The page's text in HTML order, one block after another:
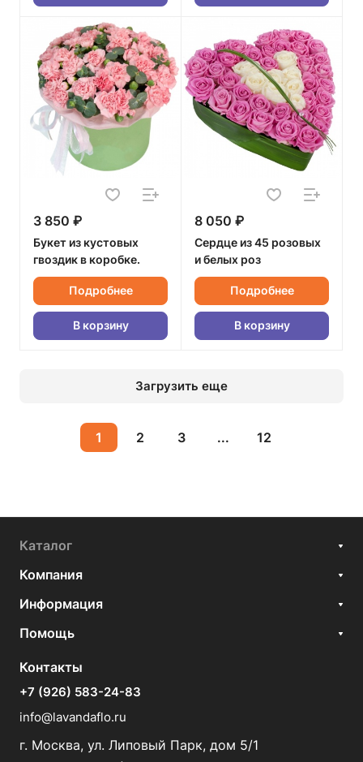
3 850 ₽
Букет из кустовых
гвоздик в коробке.
Подробнее
В корзину
8 050 ₽
Сердце из 45 розовых
и белых роз
Подробнее
В корзину
Загрузить еще
1 2 3 ... 12
Каталог
Компания
Информация
Помощь
Контакты
+7 (926) 583-24-83
info@lavandaflo.ru
г. Москва, ул. Липовый Парк, дом 5/1